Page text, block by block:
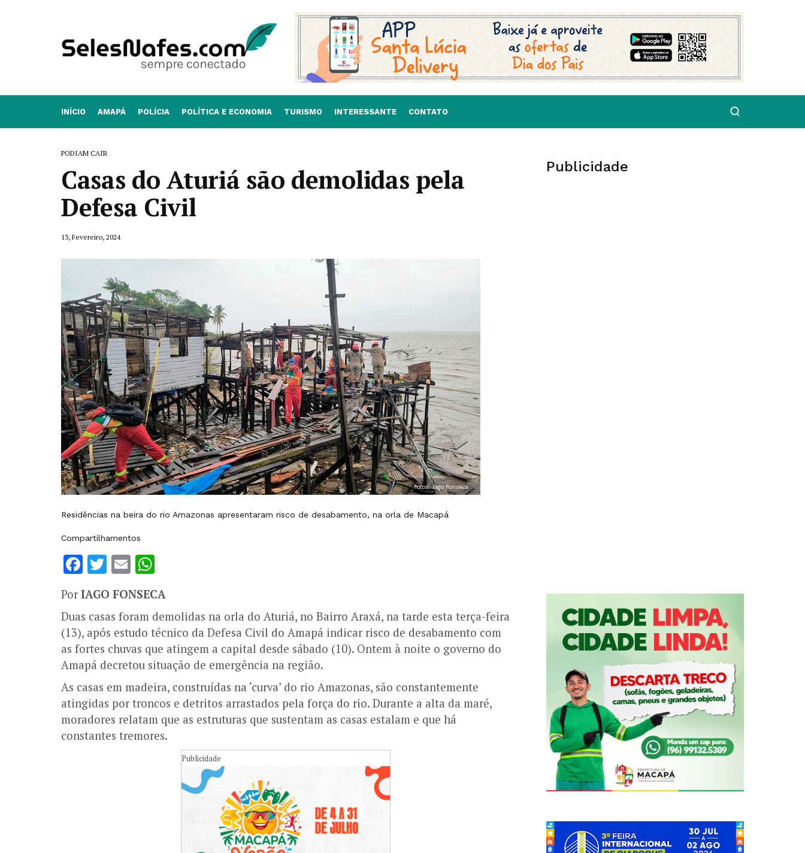
INÍCIO AMAPÁ POLÍCIA POLÍTICA E ECONOMIA TURISMO INTERESSANTE CONTATO
PODIAM CAIR
Casas do Aturiá são demolidas pela
Defesa Civil
13, Fevereiro, 2024
Fotos: Iago Fonseca
Residências na beira do rio Amazonas apresentaram risco de desabamento, na orla de Macapá
Compartilhamentos
Facebook
Twitter
Email
PorIAGO FONSECA
Duas casas foram demolidas na orla do Aturiá, no Bairro Araxá, na tarde esta terça-feira
(13), após estudo técnico da Defesa Civil do Amapá indicar risco de desabamento com
as fortes chuvas que atingem a capital desde sábado (10). Ontem à noite o governo do
Amapá decretou situação de emergência na região.
As casas em madeira, construídas na ‘curva’ do rio Amazonas, são constantemente
atingidas por troncos e detritos arrastados pela força do rio. Durante a alta da maré,
moradores relatam que as estruturas que sustentam as casas estalam e que há
constantes tremores.
Publicidade
Publicidade